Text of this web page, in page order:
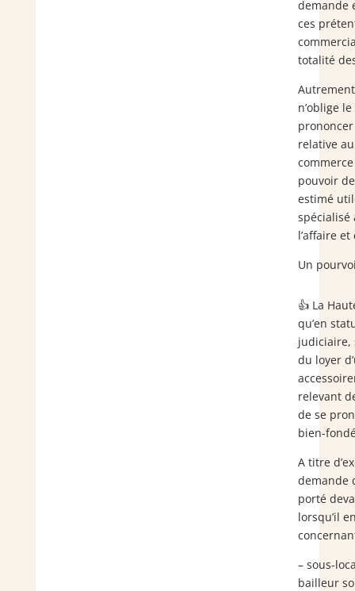
demande
ces
totalité
n’oblige
relative
pouvoir
estimé
spécialisé
l’affaire
Un
👍 La
qu’en
judiciaire,
du loyer
relevant
de se
bien-
A titre
demande
porté
lorsqu’il
– sous-
bailleur